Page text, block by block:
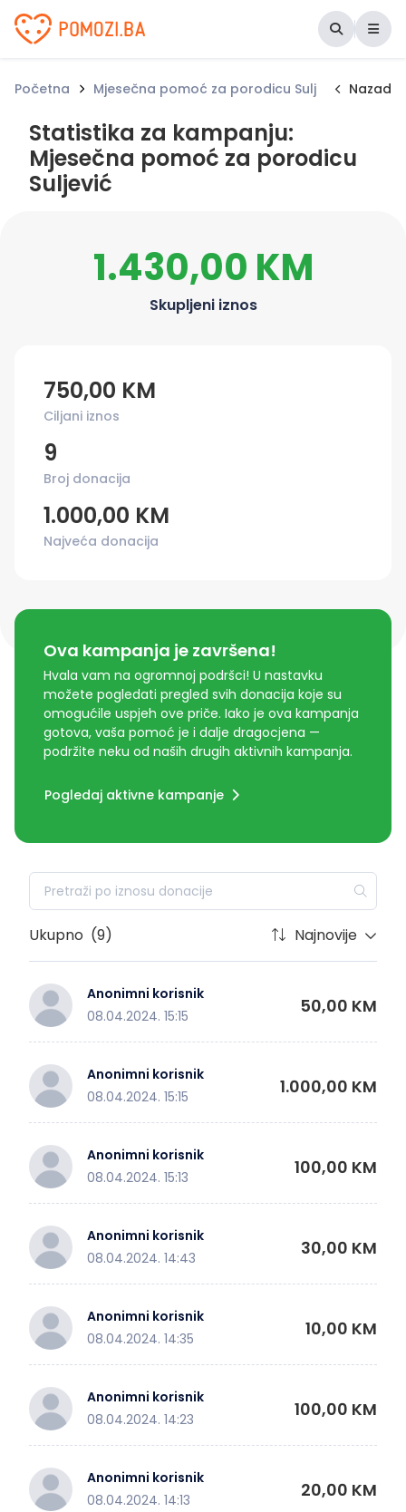
Udruženje Pomozi.ba
Početna Mjesečna pomoć za porodicu Suljević Nazad
Statistika za kampanju:
Mjesečna pomoć za porodicu
Suljević
1.430,00 KM
Skupljeni iznos
750,00 KM
Ciljani iznos
9
Broj donacija
1.000,00 KM
Najveća donacija
Ova kampanja je završena!
Hvala vam na ogromnoj podršci! U nastavku
možete pogledati pregled svih donacija koje su
omogućile uspjeh ove priče. Iako je ova kampanja
gotova, vaša pomoć je i dalje dragocjena —
podržite neku od naših drugih aktivnih kampanja.
Pogledaj aktivne kampanje
Ukupno (9) Najnovije
Anonimni korisnik
08.04.2024. 15:15
50,00 KM
Anonimni korisnik
08.04.2024. 15:15
1.000,00 KM
Anonimni korisnik
08.04.2024. 15:13
100,00 KM
Anonimni korisnik
08.04.2024. 14:43
30,00 KM
Anonimni korisnik
08.04.2024. 14:35
10,00 KM
Anonimni korisnik
08.04.2024. 14:23
100,00 KM
Anonimni korisnik
08.04.2024. 14:13
20,00 KM